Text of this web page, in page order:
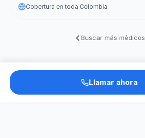
Cobertura en toda Colombia
Buscar más médicos
Llamar ahora